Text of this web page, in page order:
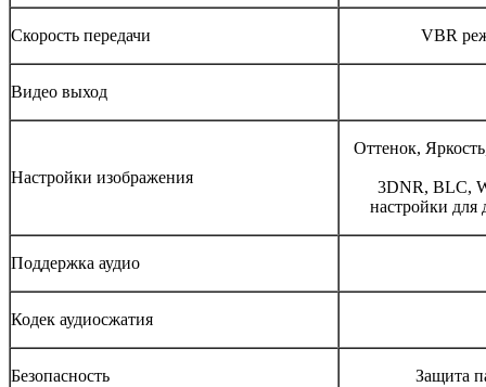
Скорость передачи VBR
Видео выход
Настройки изображения
Оттенок,
3DNR, BLC,
настройки
Поддержка аудио
Кодек аудиосжатия
Безопасность Защита